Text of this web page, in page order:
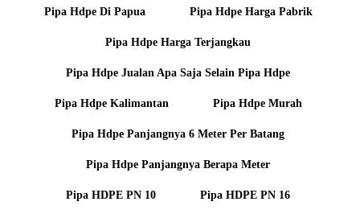
Pipa Hdpe Di Papua Pipa Hdpe Harga Pabrik
Pipa Hdpe Harga Terjangkau
Pipa Hdpe Jualan Apa Saja Selain Pipa Hdpe
Pipa Hdpe Kalimantan Pipa Hdpe Murah
Pipa Hdpe Panjangnya 6 Meter Per Batang
Pipa Hdpe Panjangnya Berapa Meter
Pipa HDPE PN 10 Pipa HDPE PN 16